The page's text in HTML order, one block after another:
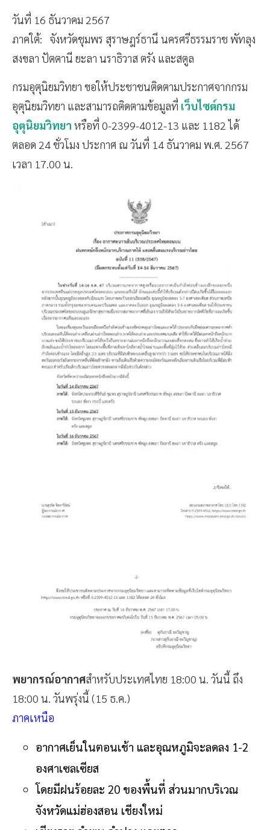
วันที่ 16 ธันวาคม 2567
ภาคใต้: จังหวัดชุมพร สุราษฎร์ธานี นครศรีธรรมราช พัทลุง
สงขลา ปัตตานี ยะลา นราธิวาส ตรัง และสตูล
กรมอุตุนิยมวิทยา ขอให้ประชาชนติดตามประกาศจากกรม
อุตุนิยมวิทยา และสามารถติดตามข้อมูลที่ เว็บไซต์กรม
อุตุนิยมวิทยา หรือที่ 0-2399-4012-13 และ 1182 ได้
ตลอด 24 ชั่วโมง ประกาศ ณ วันที่ 14 ธันวาคม พ.ศ. 2567
เวลา 17.00 น.
พยากรณ์อากาศสำหรับประเทศไทย 18:00 น. วันนี้ ถึง
18:00 น. วันพรุ่งนี้ (15 ธ.ค.)
ภาคเหนือ
อากาศเย็นในตอนเช้า และอุณหภูมิจะลดลง 1-2
องศาเซลเซียส
โดยมีฝนร้อยละ 20 ของพื้นที่ ส่วนมากบริเวณ
จังหวัดแม่ฮ่องสอน เชียงใหม่